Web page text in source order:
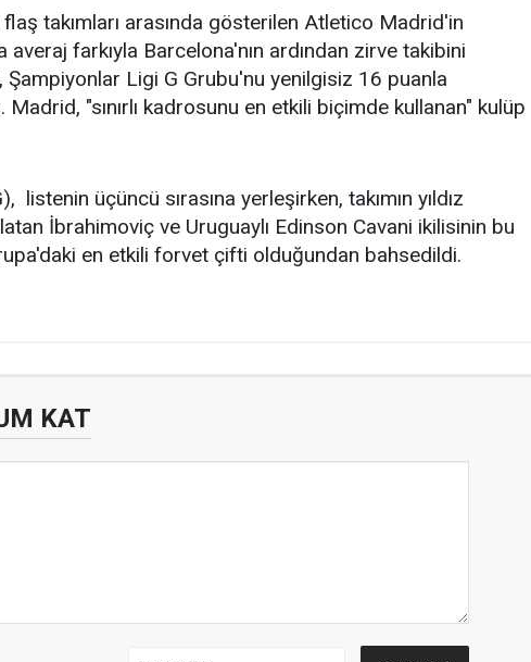
takımları arasında gösterilen Atletico Madrid'in
farkıyla Barcelona'nın ardından zirve takibini
Ligi G Grubu'nu yenilgisiz 16 puanla
"sınırlı kadrosunu en etkili biçimde kullanan" kulüp
listenin üçüncü sırasına yerleşirken, takımın yıldız
İbrahimoviç ve Uruguaylı Edinson Cavani ikilisinin bu
en etkili forvet çifti olduğundan bahsedildi.
KAT